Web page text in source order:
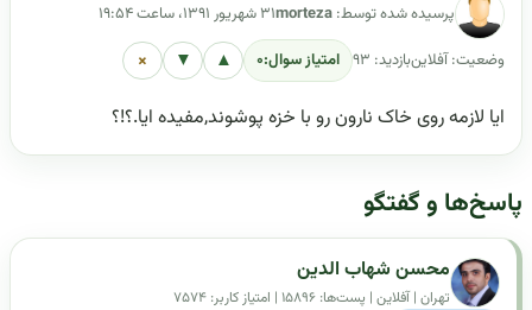
پرسیده شده توسط: morteza۳۱ شهریور ۱۳۹۱، ساعت ۱۹:۵۴
وضعیت: آفلاینبازدید: ۹۳ امتیاز سوال:۰ ▲
▼
×
ایا لازمه روی خاک نارون رو با خزه پوشوند,مفیده ایا.؟!؟
پاسخ‌ها و گفتگو
محسن شهاب الدین
تهران | آفلاین | پست‌ها: ۱۵۸۹۶ | امتیاز کاربر: ۷۵۷۴